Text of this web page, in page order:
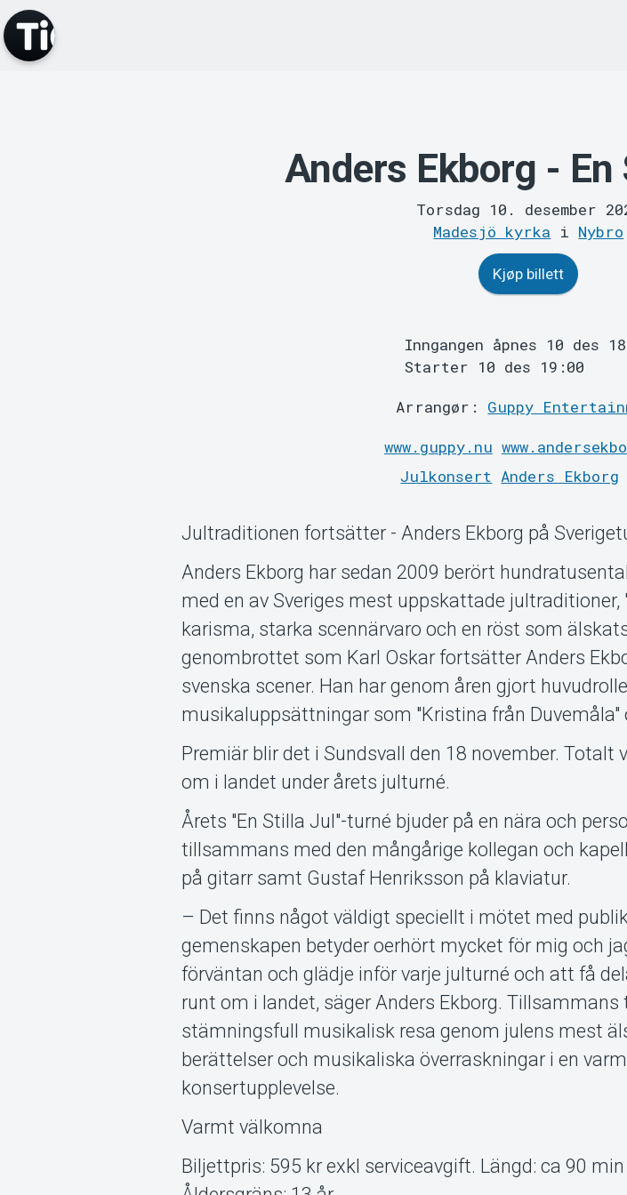
Anders Ekborg -
Torsdag 10. desember
Madesjö kyrka i Nybro
Kjøp billett
Inngangen åpnes 10 des
Starter 10 des 19:00
Arrangør: Guppy
www.guppy.nu
Julkonsert Anders Ekborg
Jultraditionen fortsätter - Anders Ekborg på
Anders Ekborg har sedan 2009 berört
med en av Sveriges mest uppskattade jultraditioner,
karisma, starka scennärvaro och en röst som
genombrottet som Karl Oskar fortsätter Anders
svenska scener. Han har genom åren gjort
musikaluppsättningar som "Kristina från Duvemåla"
Premiär blir det i Sundsvall den 18 november. Totalt
om i landet under årets julturné.
Årets "En Stilla Jul"-turné bjuder på en nära och
tillsammans med den mångårige kollegan och
på gitarr samt Gustaf Henriksson på klaviatur.
– Det finns något väldigt speciellt i mötet med
gemenskapen betyder oerhört mycket för mig och
förväntan och glädje inför varje julturné och att få
runt om i landet, säger Anders Ekborg. Tillsammans
stämningsfull musikalisk resa genom julens mest
berättelser och musikaliska överraskningar i en
konsertupplevelse.
Varmt välkomna
Biljettpris: 595 kr exkl serviceavgift. Längd: ca 90